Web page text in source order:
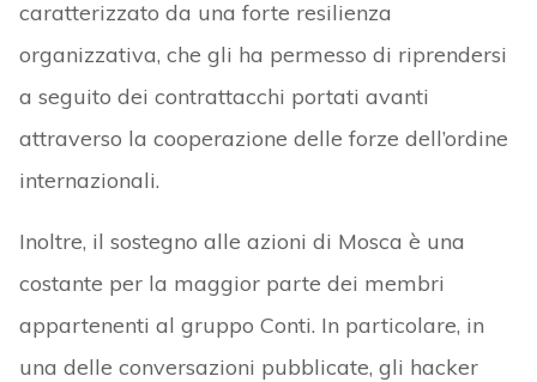
caratterizzato da una forte resilienza
organizzativa, che gli ha permesso di riprendersi
a seguito dei contrattacchi portati avanti
attraverso la cooperazione delle forze dell’ordine
internazionali.
Inoltre, il sostegno alle azioni di Mosca è una
costante per la maggior parte dei membri
appartenenti al gruppo Conti. In particolare, in
una delle conversazioni pubblicate, gli hacker